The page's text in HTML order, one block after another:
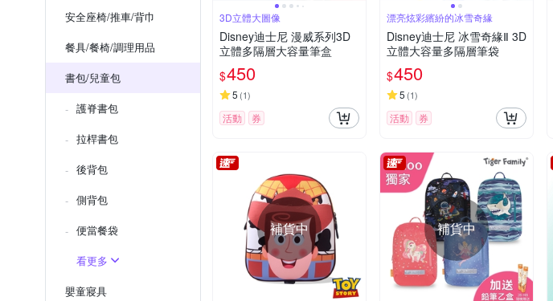
安全座椅/推車/背巾
餐具/餐椅/調理用品
書包/兒童包
護脊書包
拉桿書包
後背包
側背包
便當餐袋
看更多
嬰童寢具
3D立體大圖像
Disney迪士尼 漫威系列3D
立體多隔層大容量筆盒
$450
5 (1)
活動 券
漂亮炫彩繽紛的冰雪奇緣
Disney迪士尼 冰雪奇緣Ⅱ 3D
立體大容量多隔層筆袋
$450
5 (1)
活動 券
補貨中 補貨中